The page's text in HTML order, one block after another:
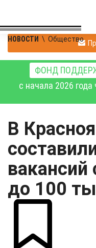
НОВОСТИ \ Общество
ФОНД
с начала 2026
В
вакансий
до 100